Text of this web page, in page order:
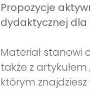
Propozycje
dydaktycznej dla
Materiał stanowi
także z artykułem
którym